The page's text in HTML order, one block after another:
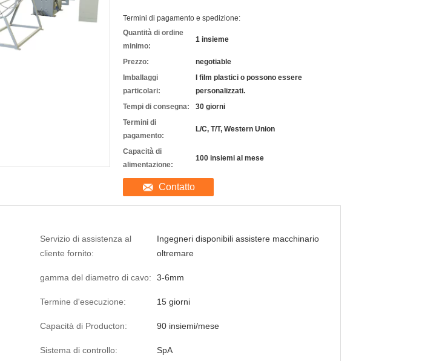
Termini di pagamento e spedizione:
Quantità di ordine
minimo:
1 insieme
Prezzo:
negotiable
Imballaggi
particolari:
I film plastici o possono essere
personalizzati.
Tempi di consegna:
30 giorni
Termini di
pagamento:
L/C, T/T, Western Union
Capacità di
alimentazione:
100 insiemi al mese
Contatto
Servizio di assistenza al
cliente fornito:
Ingegneri disponibili assistere macchinario
oltremare
gamma del diametro di cavo: 3-6mm
Termine d'esecuzione: 15 giorni
Capacità di Producton: 90 insiemi/mese
Sistema di controllo: SpA